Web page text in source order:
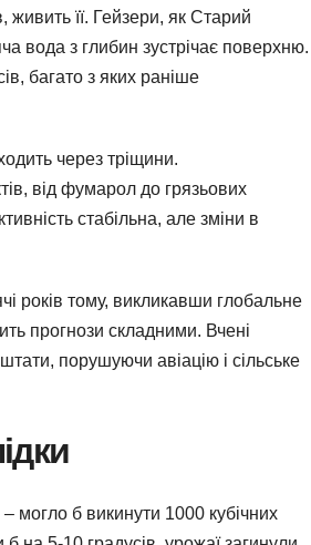
живить її. Гейзери, як Старий
вода з глибин зустрічає поверхню.
багато з яких раніше
через тріщини.
від фумарол до грязьових
стабільна, але зміни в
років тому, викликавши глобальне
прогнози складними. Вчені
порушуючи авіацію і сільське
могло б викинути 1000 кубічних